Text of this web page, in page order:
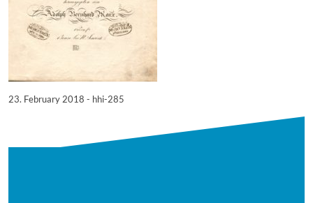
23. February 2018 - hhi-285